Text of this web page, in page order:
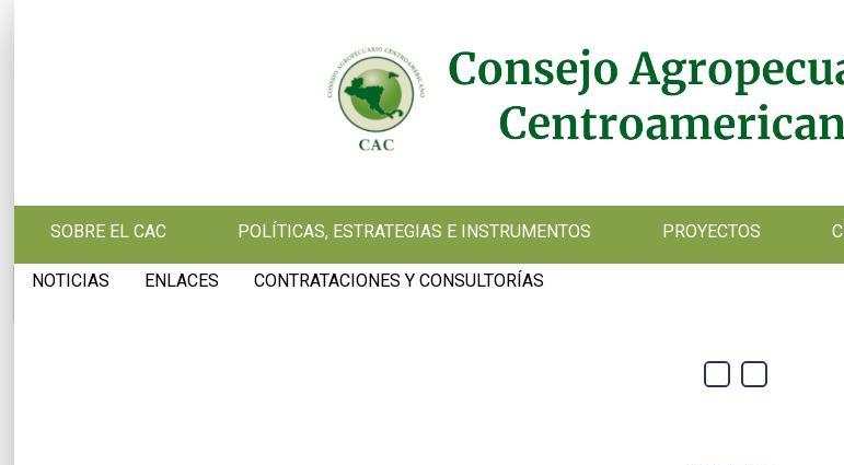
SOBRE EL CAC POLÍTICAS, ESTRATEGIAS E INSTRUMENTOS PROYECTOS
NOTICIAS ENLACES CONTRATACIONES Y CONSULTORÍAS